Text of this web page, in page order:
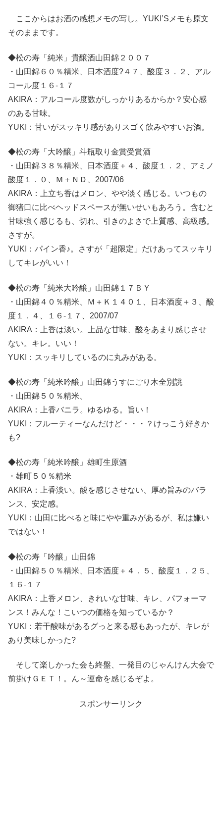
ここからはお酒の感想メモの写し。YUKI’Sメモも原文
そのままです。
◆松の寿「純米」貴醸酒山田錦２００７
・山田錦６０％精米、日本酒度?４７、酸度３．２、アル
コール度１６-１７
AKIRA：アルコール度数がしっかりあるからか？安心感
のある甘味。
YUKI：甘いがスッキリ感がありスゴく飲みやすいお酒。
◆松の寿「大吟醸」斗瓶取り金賞受賞酒
・山田錦３８％精米、日本酒度＋４、酸度１．２、アミノ
酸度１．０、Ｍ＋ＮＤ、2007/06
AKIRA：上立ち香はメロン、やや淡く感じる。いつもの
御猪口に比べヘッドスペースが無いせいもあろう。含むと
甘味強く感じるも、切れ、引きのよさで上質感、高級感。
さすが。
YUKI：パイン香♪。さすが「超限定」だけあってスッキリ
してキレがいい！
◆松の寿「純米大吟醸」山田錦１７ＢＹ
・山田錦４０％精米、Ｍ＋Ｋ１４０１、日本酒度＋３、酸
度１．４、１６-１７、2007/07
AKIRA：上香は淡い。上品な甘味、酸をあまり感じさせ
ない。キレ。いい！
YUKI：スッキリしているのに丸みがある。
◆松の寿「純米吟醸」山田錦うすにごり木全別誂
・山田錦５０％精米、
AKIRA：上香バニラ。ゆるゆる。旨い！
YUKI：フルーティーなんだけど・・・？けっこう好きか
も?
◆松の寿「純米吟醸」雄町生原酒
・雄町５０％精米
AKIRA：上香淡い。酸を感じさせない、厚め旨みのバラ
ンス、安定感。
YUKI：山田に比べると味にやや重みがあるが、私は嫌い
ではない！
◆松の寿「吟醸」山田錦
・山田錦５０％精米、日本酒度＋４．５、酸度１．２５、
１６-１７
AKIRA：上香メロン、きれいな甘味、キレ、パフォーマ
ンス！みんな！こいつの価格を知っているか？
YUKI：若干酸味があるグっと来る感もあったが、キレが
あり美味しかった?
そして楽しかった会も終盤、一発目のじゃんけん大会で
前掛けＧＥＴ！。ん～運命を感じるぞよ。
スポンサーリンク